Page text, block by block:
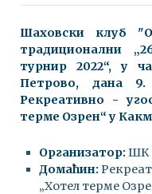
Шаховски клуб
традиционални
турнир 2022“, у
Петрово, дана
Рекреативно -
терме Озрен“ у
Организатор:ШК
Домаћин:
„Хотел терме